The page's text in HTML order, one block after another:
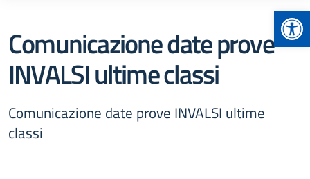
Comunicazione date prove
INVALSI ultime classi
Comunicazione date prove INVALSI ultime
classi